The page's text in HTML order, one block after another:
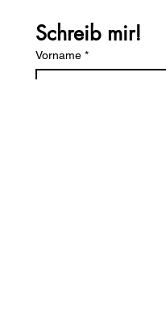
Schreib mir!
Vorname *